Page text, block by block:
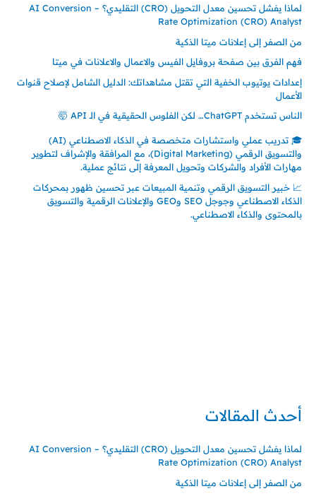
لماذا يفشل تحسين معدل التحويل (CRO) التقليدي؟ – AI Conversion
Rate Optimization (CRO) Analyst
من الصفر إلى إعلانات ميتا الذكية
فهم الفرق بين صفحة بروفايل الفيس والاعمال والاعلانات في ميتا
إعدادات يوتيوب الخفية التي تقتل مشاهداتك: الدليل الشامل لإصلاح قنوات
الأعمال
الناس تستخدم ChatGPT… لكن الفلوس الحقيقية في الـ API 🤯
🎓 تدريب عملي واستشارات متخصصة في الذكاء الاصطناعي (AI)
والتسويق الرقمي (Digital Marketing)، مع المرافقة والإشراف لتطوير
مهارات الأفراد والشركات وتحويل المعرفة إلى نتائج عملية.
📈 خبير التسويق الرقمي وتنمية المبيعات عبر تحسين ظهور بمحركات
الذكاء الاصطناعي وجوجل SEO وGEO والإعلانات الرقمية والتسويق
بالمحتوى والذكاء الاصطناعي.
أحدث المقالات
لماذا يفشل تحسين معدل التحويل (CRO) التقليدي؟ – AI Conversion
Rate Optimization (CRO) Analyst
من الصفر إلى إعلانات ميتا الذكية